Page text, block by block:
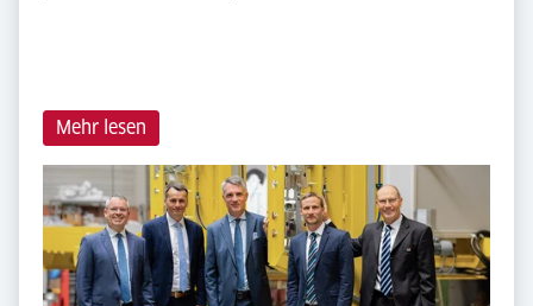
Mehr lesen